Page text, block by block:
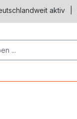
aktiv